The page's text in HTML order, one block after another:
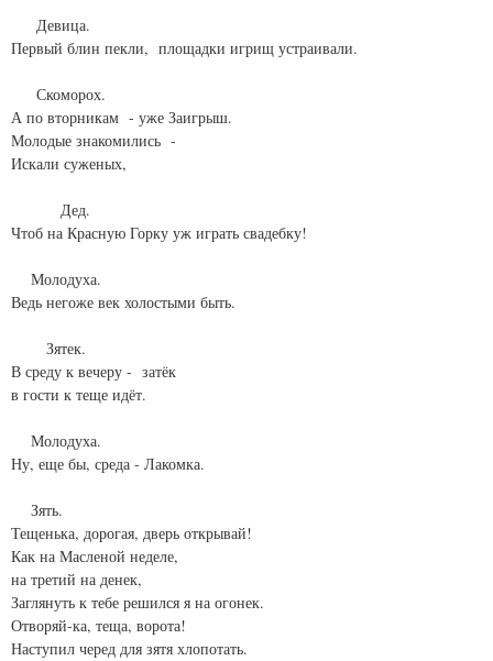
Девица.
Первый блин пекли, площадки игрищ устраивали.
Скоморох.
А по вторникам - уже Заигрыш.
Молодые знакомились -
Искали суженых,
Дед.
Чтоб на Красную Горку уж играть свадебку!
Молодуха.
Ведь негоже век холостыми быть.
Зятек.
В среду к вечеру - затёк
в гости к теще идёт.
Молодуха.
Ну, еще бы, среда - Лакомка.
Зять.
Тещенька, дорогая, дверь открывай!
Как на Масленой неделе,
на третий на денек,
Заглянуть к тебе решился я на огонек.
Отворяй-ка, теща, ворота!
Наступил черед для зятя хлопотать.